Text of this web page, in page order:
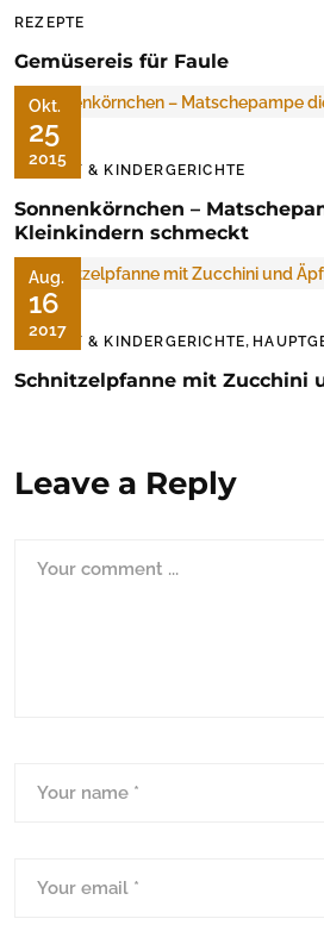
REZEPTE
Gemüsereis für Faule
Okt.
25
2015
BABY & KINDERGERICHTE
Sonnenkörnchen –
Kleinkindern schmeckt
Aug.
16
2017
BABY & KINDERGERICHTE,
Schnitzelpfanne mit Zucchini
Leave a Reply